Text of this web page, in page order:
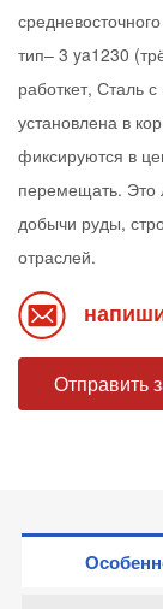
тип– 3 ya1230
работкет, Сталь
установлена в
фиксируются в
перемещать. Это
добычи руды,
отраслей.
Отправить